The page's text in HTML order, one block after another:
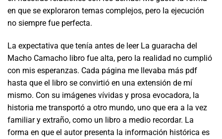
en que se exploraron temas complejos, pero la ejecución
no siempre fue perfecta.
La expectativa que tenía antes de leer La guaracha del
Macho Camacho libro fue alta, pero la realidad no cumplió
con mis esperanzas. Cada página me llevaba más pdf
hasta que el libro se convirtió en una extensión de mí
mismo. Con su imágenes vívidas y prosa evocadora, la
historia me transportó a otro mundo, uno que era a la vez
familiar y extraño, como un libro a medio recordar. La
forma en que el autor presenta la información histórica es